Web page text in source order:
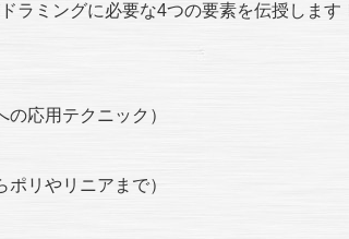
ラミングに必要な4つの要素を伝授しま
応用テクニック）
リやリニアまで）